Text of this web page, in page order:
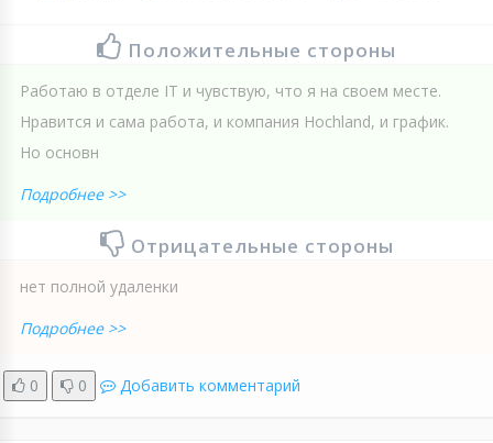
Положительные стороны
Работаю в отделе IT и чувствую, что я на своем месте.
Нравится и сама работа, и компания Hoсhland, и график.
Но основн
Подробнее >>
Отрицательные стороны
нет полной удаленки
Подробнее >>
0 0 Добавить комментарий